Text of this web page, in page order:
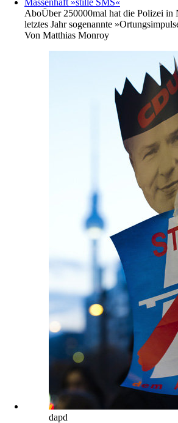
AboÜber 250000mal hat die Polizei in
letztes Jahr sogenannte
Von Matthias Monroy
dapd